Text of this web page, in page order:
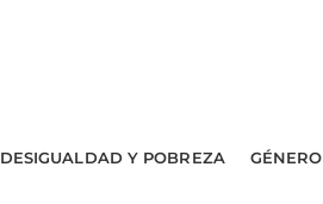
DESIGUALDAD Y POBREZA GÉNERO